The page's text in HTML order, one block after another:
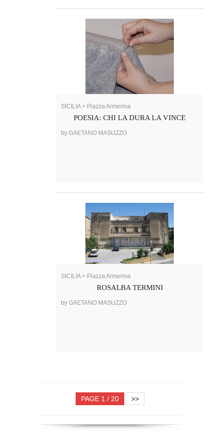
SICILIA > Piazza Armerina
POESIA: CHI LA DURA LA VINCE
by GAETANO MASUZZO
SICILIA > Piazza Armerina
ROSALBA TERMINI
by GAETANO MASUZZO
PAGE 1 / 20 >>